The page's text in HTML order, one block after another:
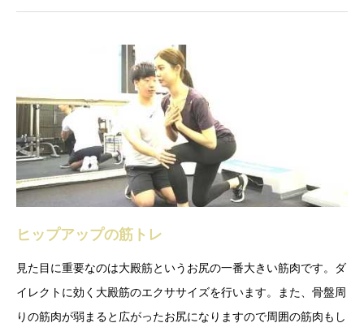
ヒップアップの筋トレ
見た目に重要なのは大殿筋というお尻の一番大きい筋肉です。ダ
イレクトに効く大殿筋のエクササイズを行います。また、骨盤周
りの筋肉が弱まると広がったお尻になりますので周囲の筋肉もし